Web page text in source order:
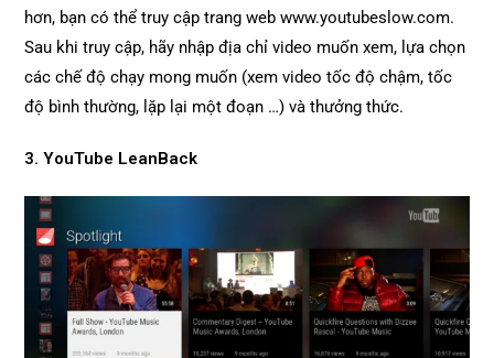
hơn, bạn có thể truy cập trang web www.youtubeslow.com.
Sau khi truy cập, hãy nhập địa chỉ video muốn xem, lựa chọn
các chế độ chạy mong muốn (xem video tốc độ chậm, tốc
độ bình thường, lặp lại một đoạn …) và thưởng thức.
3. YouTube LeanBack